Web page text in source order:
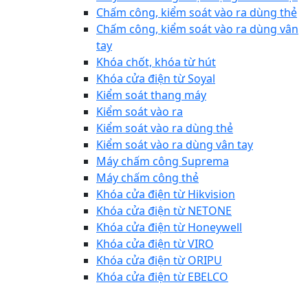
Chấm công, kiểm soát vào ra dùng thẻ
Chấm công, kiểm soát vào ra dùng vân
tay
Khóa chốt, khóa từ hút
Khóa cửa điện từ Soyal
Kiểm soát thang máy
Kiểm soát vào ra
Kiểm soát vào ra dùng thẻ
Kiểm soát vào ra dùng vân tay
Máy chấm công Suprema
Máy chấm công thẻ
Khóa cửa điện từ Hikvision
Khóa cửa điện từ NETONE
Khóa cửa điện từ Honeywell
Khóa cửa điện từ VIRO
Khóa cửa điện từ ORIPU
Khóa cửa điện từ EBELCO